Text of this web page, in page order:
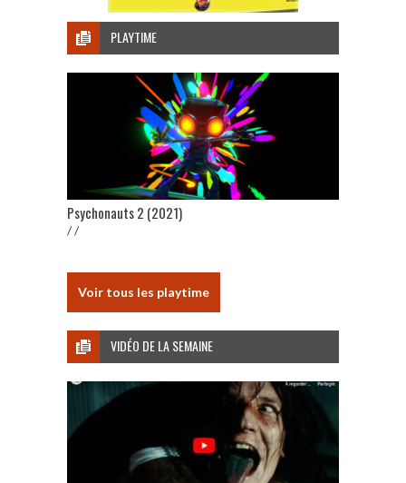
PLAYTIME
Psychonauts 2 (2021)
/ /
Voir tous les playtime
VIDÉO DE LA SEMAINE